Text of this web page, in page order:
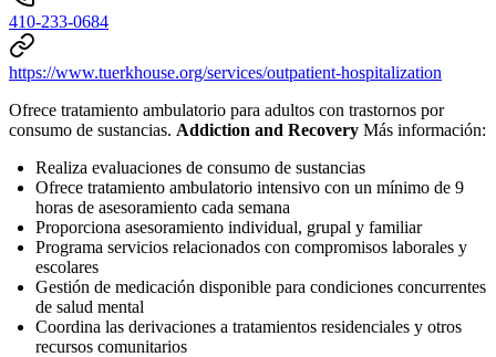
410-233-0684
https://www.tuerkhouse.org/services/outpatient-hospitalization
Ofrece tratamiento ambulatorio para adultos con trastornos por
consumo de sustancias. Addiction and Recovery Más información:
Realiza evaluaciones de consumo de sustancias
Ofrece tratamiento ambulatorio intensivo con un mínimo de 9
horas de asesoramiento cada semana
Proporciona asesoramiento individual, grupal y familiar
Programa servicios relacionados con compromisos laborales y
escolares
Gestión de medicación disponible para condiciones concurrentes
de salud mental
Coordina las derivaciones a tratamientos residenciales y otros
recursos comunitarios